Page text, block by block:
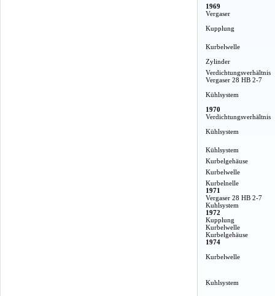
1969
Vergaser
Kupplung
Kurbelwelle
Zylinder
Verdichtungsverhältnis
Vergaser 28 HB 2-7
Kühlsystem
1970
Verdichtungsverhältnis
Kühlsystem
Kühlsystem
Kurbelgehäuse
Kurbelwelle
Kurbelnelle
1971
Vergaser 28 HB 2-7
Kuhlsystem
1972
Kupplung
Kurbelwelle
Kurbelgehäuse
1974
Kurbelwelle
Kuhlsystem